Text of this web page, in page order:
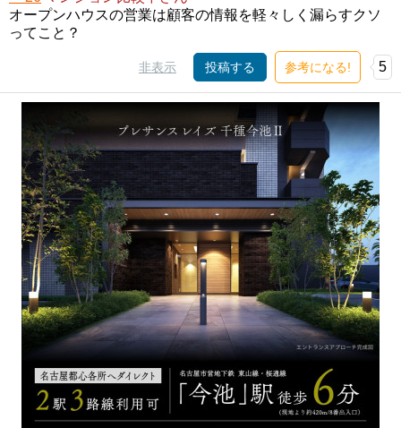
オープンハウスの営業は顧客の情報を軽々しく漏らすクソ
ってこと？
非表示 投稿する 参考になる! 5